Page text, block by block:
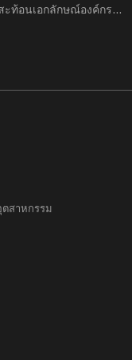
ะท้อนเอกลักษณ์องค์กร…
สาหกรรม